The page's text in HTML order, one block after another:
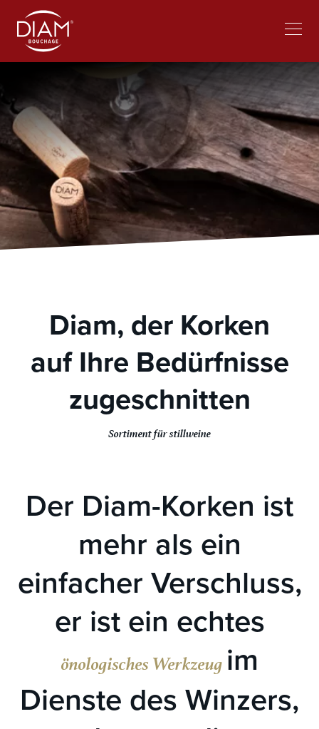
language
Diam, der Korken
auf Ihre Bedürfnisse
zugeschnitten
Sortiment für stillweine
Der Diam-Korken ist
mehr als ein
einfacher Verschluss,
er ist ein echtes
önologisches Werkzeug im
Dienste des Winzers,